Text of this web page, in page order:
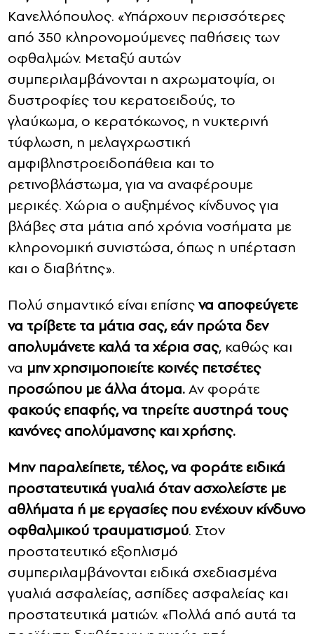
Κανελλόπουλος. «Υπάρχουν περισσότερες
από 350 κληρονομούμενες παθήσεις των
οφθαλμών. Μεταξύ αυτών
συμπεριλαμβάνονται η αχρωματοψία, οι
δυστροφίες του κερατοειδούς, το
γλαύκωμα, ο κερατόκωνος, η νυκτερινή
τύφλωση, η μελαγχρωστική
αμφιβληστροειδοπάθεια και το
ρετινοβλάστωμα, για να αναφέρουμε
μερικές. Χώρια ο αυξημένος κίνδυνος για
βλάβες στα μάτια από χρόνια νοσήματα με
κληρονομική συνιστώσα, όπως η υπέρταση
και ο διαβήτης».
Πολύ σημαντικό είναι επίσηςνα αποφεύγετε
να τρίβετε τα μάτια σας, εάν πρώτα δεν
απολυμάνετε καλά τα χέρια σας, καθώς και
να μην χρησιμοποιείτε κοινές πετσέτες
προσώπου με άλλα άτομα.Αν φοράτε
φακούς επαφής, να τηρείτε αυστηρά τους
κανόνες απολύμανσης και χρήσης.
Μην παραλείπετε, τέλος, να φοράτε ειδικά
προστατευτικά γυαλιά όταν ασχολείστε με
αθλήματα ή με εργασίες που ενέχουν κίνδυνο
οφθαλμικού τραυματισμού. Στον
προστατευτικό εξοπλισμό
συμπεριλαμβάνονται ειδικά σχεδιασμένα
γυαλιά ασφαλείας, ασπίδες ασφαλείας και
προστατευτικά ματιών. «Πολλά από αυτά τα